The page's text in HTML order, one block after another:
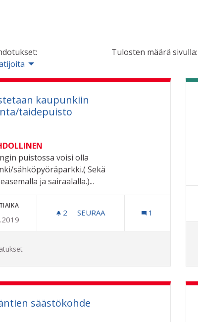
Tulosten määrä sivulla:
kaupunkiin
taidepuisto
puistossa voisi olla
sähköpyöräparkki.( Sekä
ja sairaalalla.)...
2 2 SEURAAJAA
SEURAA 1
säästökohde